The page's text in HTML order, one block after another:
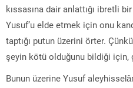
kıssasına dair anlattığı ibretli
Yusuf’u elde etmek için onu
taptığı putun üzerini örter.
şeyin kötü olduğunu bildiği için,
Bunun üzerine Yusuf